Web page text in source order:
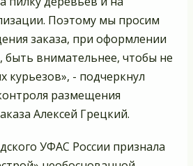
Поэтому мы просим
заказа, при оформлении
быть внимательнее, чтобы не
курьезов», - подчеркнул
размещения
Алексей Грецкий.
УФАС России признала